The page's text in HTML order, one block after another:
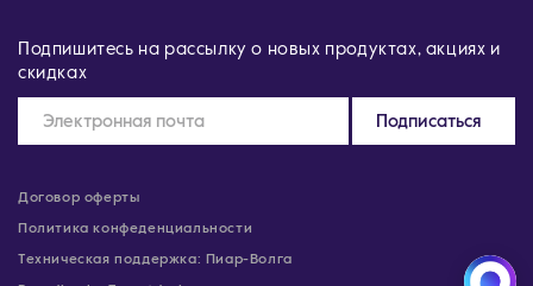
Подпишитесь на рассылку о новых продуктах, акциях и
скидках
Подписаться
Договор оферты
Политика конфеденциальности
Техническая поддержка: Пиар-Волга